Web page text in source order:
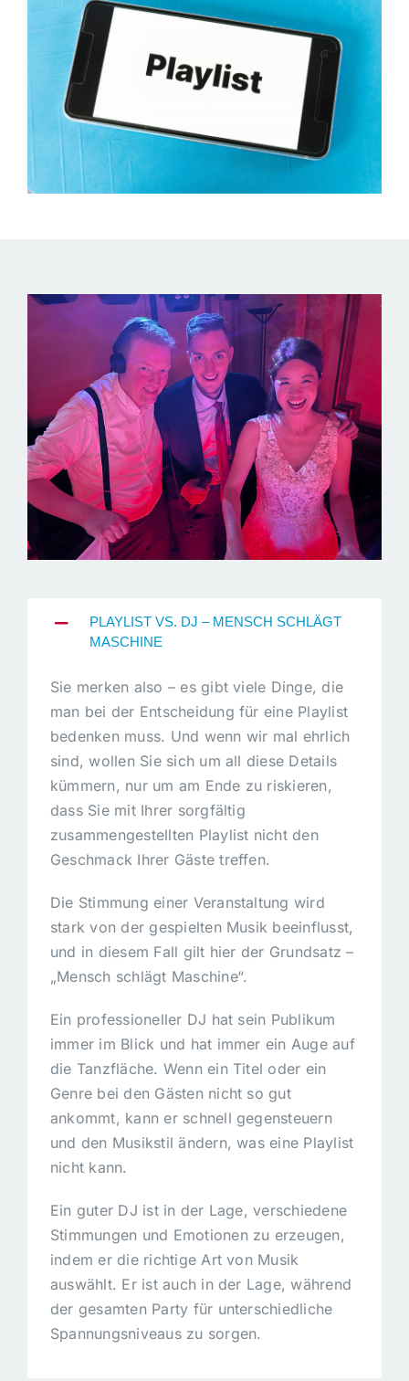
PLAYLIST VS. DJ – MENSCH SCHLÄGT
MASCHINE
Sie merken also – es gibt viele Dinge, die
man bei der Entscheidung für eine Playlist
bedenken muss. Und wenn wir mal ehrlich
sind, wollen Sie sich um all diese Details
kümmern, nur um am Ende zu riskieren,
dass Sie mit Ihrer sorgfältig
zusammengestellten Playlist nicht den
Geschmack Ihrer Gäste treffen.
Die Stimmung einer Veranstaltung wird
stark von der gespielten Musik beeinflusst,
und in diesem Fall gilt hier der Grundsatz –
„Mensch schlägt Maschine“.
Ein professioneller DJ hat sein Publikum
immer im Blick und hat immer ein Auge auf
die Tanzfläche. Wenn ein Titel oder ein
Genre bei den Gästen nicht so gut
ankommt, kann er schnell gegensteuern
und den Musikstil ändern, was eine Playlist
nicht kann.
Ein guter DJ ist in der Lage, verschiedene
Stimmungen und Emotionen zu erzeugen,
indem er die richtige Art von Musik
auswählt. Er ist auch in der Lage, während
der gesamten Party für unterschiedliche
Spannungsniveaus zu sorgen.